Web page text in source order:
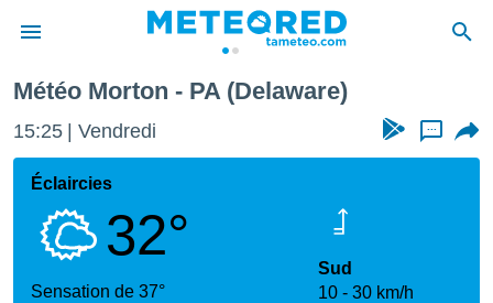
de
Météo Morton - PA (Delaware)
15:25 Vendredi ...
Éclaircies
32°
Sensation de 37°
Sud
10
30 km/h